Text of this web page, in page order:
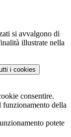
si avvalgono di
illustrate nella
i cookies
consentire.
funzionamento della
potete